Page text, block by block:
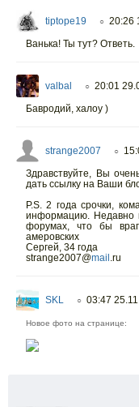
tiptope19 ○ 20:26
Ванька! Ты тут? Ответь.
valbal ○ 20:01
Бавродий, халоу )
strange2007 ○
Здравствуйте, Вы
дать ссылку на Ваши
P.S. 2 года срочки,
информацию. Недавно
форумах, что бы
амеровских
Сергей, 34 года
strange2007@mail .ru
SKL ○ 03:47
Новое фото на странице: